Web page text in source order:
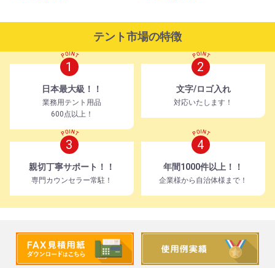
テント市場の特徴
1
日本最大級！！
業務用テント用品
600点以上！
2
文字/ロゴ入れ
対応いたします！
3
親切丁寧サポート！！
専門カウンセラー常駐！
4
年間1000件以上！！
企業様から自治体様まで！